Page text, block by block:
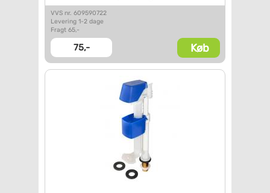
VVS nr. 609590722
Levering 1-2 dage
Fragt 65,-
75,- Køb